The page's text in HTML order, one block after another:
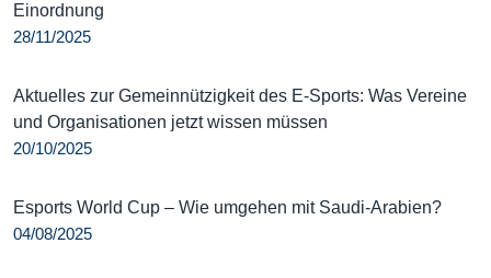
Einordnung
28/11/2025
Aktuelles zur Gemeinnützigkeit des E-Sports: Was Vereine
und Organisationen jetzt wissen müssen
20/10/2025
Esports World Cup – Wie umgehen mit Saudi-Arabien?
04/08/2025